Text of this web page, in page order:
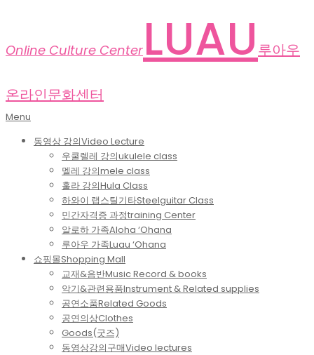
Online Culture Center LUAU 루아우
온라인문화센터
Primary
Menu
Menu
동영상 강의Video Lecture
우쿨렐레 강의ukulele class
멜레 강의mele class
훌라 강의Hula Class
하와이 랩스틸기타Steelguitar Class
민간자격증 과정training Center
알로하 가족Aloha ‘Ohana
루아우 가족Luau ‘Ohana
쇼핑몰Shopping Mall
교재&음반Music Record & books
악기&관련용품Instrument & Related supplies
공연소품Related Goods
공연의상Clothes
Goods(굿즈)
동영상강의구매Video lectures